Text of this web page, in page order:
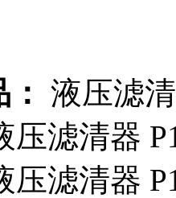
液压滤
压滤清器
压滤清器